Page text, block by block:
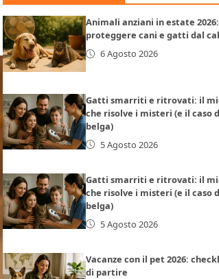
Animali anziani in estate 2026:
proteggere cani e gatti dal
6 Agosto 2026
Gatti smarriti e ritrovati: il
che risolve i misteri (e il caso
belga)
5 Agosto 2026
Gatti smarriti e ritrovati: il
che risolve i misteri (e il caso
belga)
5 Agosto 2026
Vacanze con il pet 2026:
di partire